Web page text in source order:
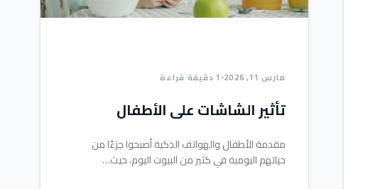
مارس 11, 2026 1 دقيقة قراءة
تأثير الشاشات على الأطفال
مقدمة الأطفال والهواتف الذكية أصبحوا جزءًا من
حياتهم اليومية في كثير من البيوت اليوم، حيث…